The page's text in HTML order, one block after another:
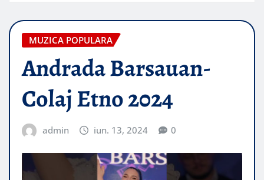
MUZICA POPULARA
Andrada Barsauan-
Colaj Etno 2024
admin iun. 13, 2024 0